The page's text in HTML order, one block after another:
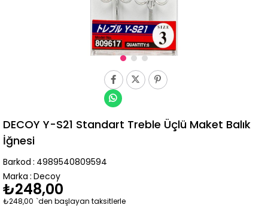
DECOY Y-S21 Standart Treble Üçlü Maket Balık
İğnesi
Barkod : 4989540809594
Marka : Decoy
₺248,00
₺248,00 `den başlayan taksitlerle